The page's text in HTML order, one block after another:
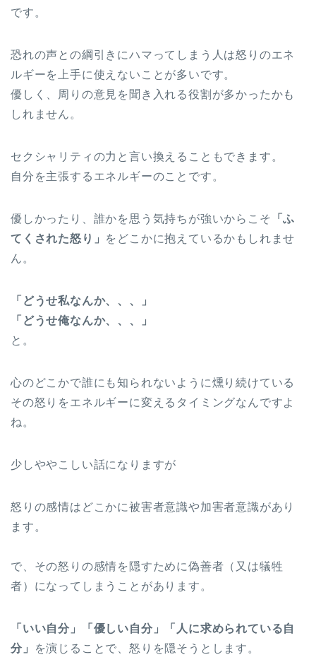
です。
恐れの声との綱引きにハマってしまう人は怒りのエネ
ルギーを上手に使えないことが多いです。
優しく、周りの意見を聞き入れる役割が多かったかも
しれません。
セクシャリティの力と言い換えることもできます。
自分を主張するエネルギーのことです。
優しかったり、誰かを思う気持ちが強いからこそ 「ふ
てくされた怒り」 をどこかに抱えているかもしれませ
ん。
「どうせ私なんか、、、」
「どうせ俺なんか、、、」
と。
心のどこかで誰にも知られないように燻り続けている
その怒りをエネルギーに変えるタイミングなんですよ
ね。
少しややこしい話になりますが
怒りの感情はどこかに被害者意識や加害者意識があり
ます。
で、その怒りの感情を隠すために偽善者（又は犠牲
者）になってしまうことがあります。
「いい自分」「優しい自分」「人に求められている自
分」
を演じることで、怒りを隠そうとします。